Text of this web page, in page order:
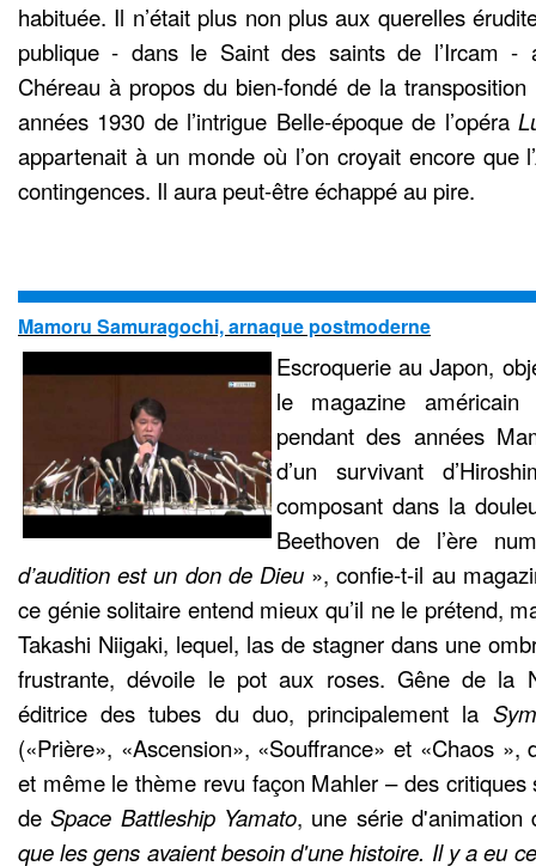
habituée. Il n’était plus non plus aux querelles
publique - dans le Saint des saints de l’Ircam -
Chéreau à propos du bien-fondé de la
années 1930 de l’intrigue Belle-époque de l’opéra
appartenait à un monde où l’on croyait encore que
contingences. Il aura peut-être échappé au pire.
Mamoru Samuragochi, arnaque postmoderne
Escroquerie au Japon,
le magazine
pendant des années
d’un survivant
composant dans la
Beethoven de l’ère
d’audition est un don de Dieu », confie-t-il au
ce génie solitaire entend mieux qu’il ne le prétend,
Takashi Niigaki, lequel, las de stagner dans une
frustrante, dévoile le pot aux roses. Gêne de la
éditrice des tubes du duo, principalement la
(«Prière», «Ascension», «Souffrance» et «Chaos »,
et même le thème revu façon Mahler – des critiques
deSpace Battleship Yamato, une série d'animation
que les gens avaient besoin d'une histoire. Il y a eu